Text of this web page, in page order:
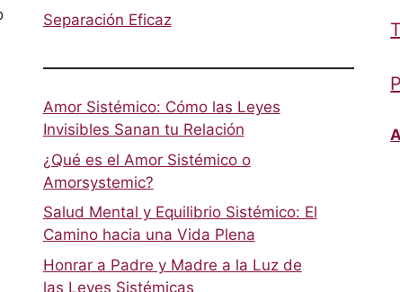
Separación Eficaz
Amor Sistémico: Cómo las Leyes
Invisibles Sanan tu Relación
¿Qué es el Amor Sistémico o
Amorsystemic?
Salud Mental y Equilibrio Sistémico: El
Camino hacia una Vida Plena
Honrar a Padre y Madre a la Luz de
las Leyes Sistémicas